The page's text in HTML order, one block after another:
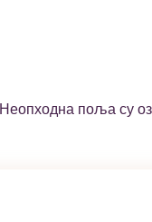
Неопходна поља су